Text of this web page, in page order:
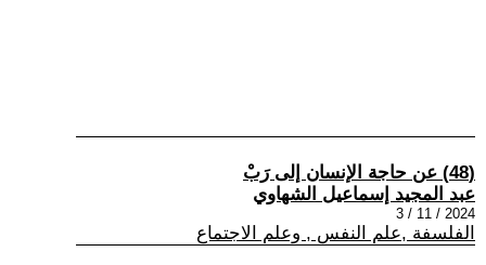
(48) عن حاجة الإنسان إلى رَبْ
عبد المجيد إسماعيل الشهاوي
2024 / 11 / 3
الفلسفة ,علم النفس , وعلم الاجتماع